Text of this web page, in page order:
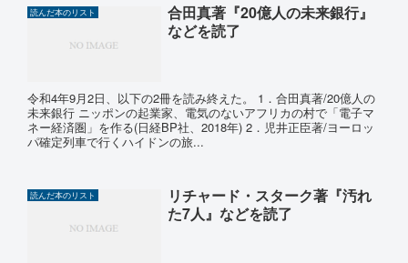
読んだ本のリスト
合田真著『20億人の未来銀行』
などを読了
令和4年9月2日、以下の2冊を読み終えた。 1．合田真著/20億人の
未来銀行 ニッポンの起業家、電気のないアフリカの村で「電子マ
ネー経済圏」を作る(日経BP社、2018年) 2．児井正臣著/ヨーロッ
パ確定列車で行くハイドンの旅...
読んだ本のリスト
リチャード・スターク著『汚れ
た7人』などを読了